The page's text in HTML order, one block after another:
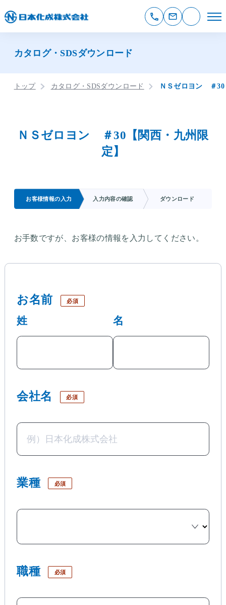
カタログ・SDSダウンロード
トップ カタログ・SDSダウンロード ＮＳゼロヨン ＃
ＮＳゼロヨン ＃30【関西・九州限
定】
お客様情報の入力 入力内容の確認 ダウンロード
お手数ですが、お客様の情報を入力してください。
お名前 必須
姓 名
会社名 必須
業種 必須
職種 必須